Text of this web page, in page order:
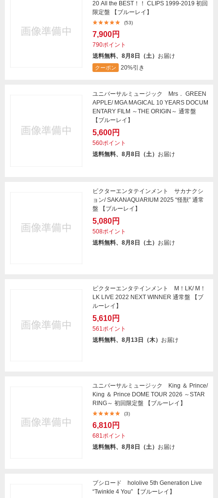
20 All the BEST！！ CLIPS 1999-2019 初回
限定盤 【ブルーレイ】
(53)
7,900円
790ポイント
送料無料、8月8日（土） お届け
クーポン 20%引き
ユニバーサルミュージック Mrs． GREEN
APPLE/ MGA MAGICAL 10 YEARS DOCUM
ENTARY FILM ～THE ORIGIN～ 通常盤
【ブルーレイ】
5,600円
560ポイント
送料無料、8月8日（土） お届け
ビクターエンタテインメント サカナクシ
ョン/ SAKANAQUARIUM 2025 “怪獣” 通常
盤 【ブルーレイ】
5,080円
508ポイント
送料無料、8月8日（土） お届け
ビクターエンタテインメント M！LK/ M！
LK LIVE 2022 NEXT WINNER 通常盤 【ブ
ルーレイ】
5,610円
561ポイント
送料無料、8月13日（木） お届け
ユニバーサルミュージック King ＆ Prince/
King ＆ Prince DOME TOUR 2026 ～STAR
RING～ 初回限定盤 【ブルーレイ】
(3)
6,810円
681ポイント
送料無料、8月8日（土） お届け
ブシロード hololive 5th Generation Live
“Twinkle 4 You” 【ブルーレイ】